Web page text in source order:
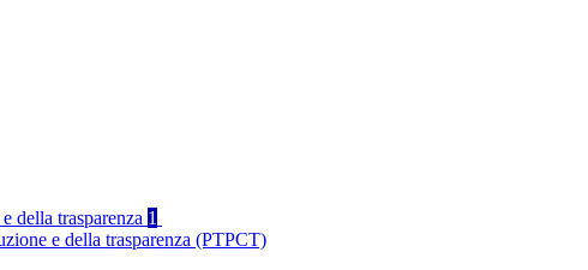
della trasparenza 1
e della trasparenza (PTPCT)